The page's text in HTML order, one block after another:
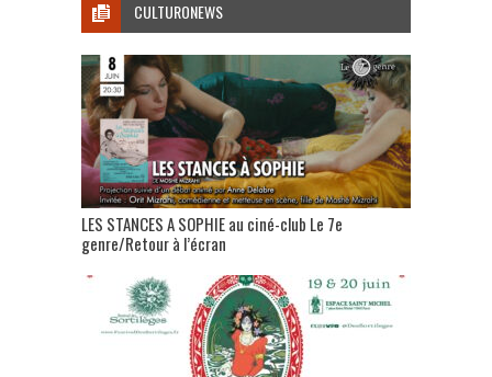
CULTURONEWS
LES STANCES A SOPHIE au ciné-club Le 7e
genre/Retour à l’écran